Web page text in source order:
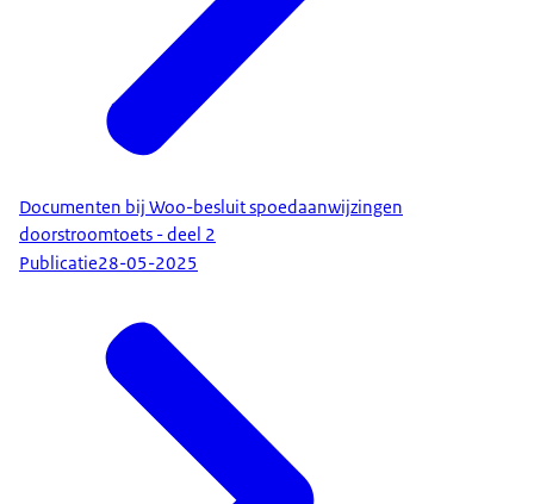
Documenten bij Woo-besluit spoedaanwijzingen
doorstroomtoets - deel 2
Publicatie28-05-2025